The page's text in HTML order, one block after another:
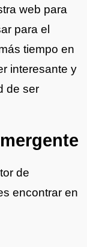
web para
para el
tiempo en
interesante y
de ser
de
encontrar en